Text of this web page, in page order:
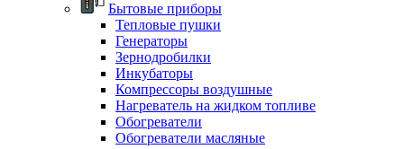
Бытовые приборы
Тепловые пушки
Генераторы
Зернодробилки
Инкубаторы
Компрессоры воздушные
Нагреватель на жидком топливе
Обогреватели
Обогреватели масляные